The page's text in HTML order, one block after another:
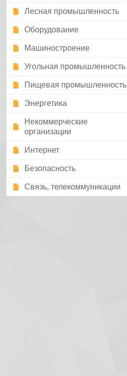
Лесная промышленность
Оборудование
Машиностроение
Угольная промышленность
Пищевая промышленность
Энергетика
Некоммерческие
организации
Интернет
Безопасность
Связь, телекоммуникации